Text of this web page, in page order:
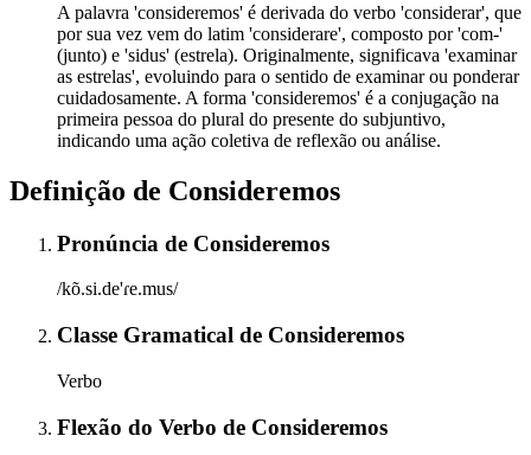
A palavra 'consideremos' é derivada do verbo 'considerar', que
por sua vez vem do latim 'considerare', composto por 'com-'
(junto) e 'sidus' (estrela). Originalmente, significava 'examinar
as estrelas', evoluindo para o sentido de examinar ou ponderar
cuidadosamente. A forma 'consideremos' é a conjugação na
primeira pessoa do plural do presente do subjuntivo,
indicando uma ação coletiva de reflexão ou análise.
Definição de Consideremos
Pronúncia de Consideremos
/kõ.si.de'ɾe.mus/
Classe Gramatical de Consideremos
Verbo
Flexão do Verbo de Consideremos